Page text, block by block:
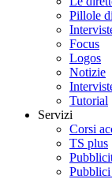
Pillole
Focus
Logos
Notizie
Tutorial
Servizi
Corsi
TS plus